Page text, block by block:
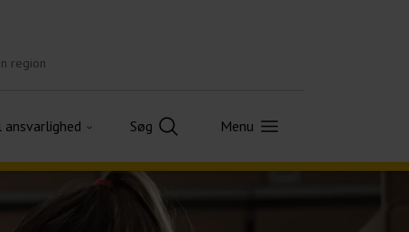
region
ansvarlighed Søg Menu